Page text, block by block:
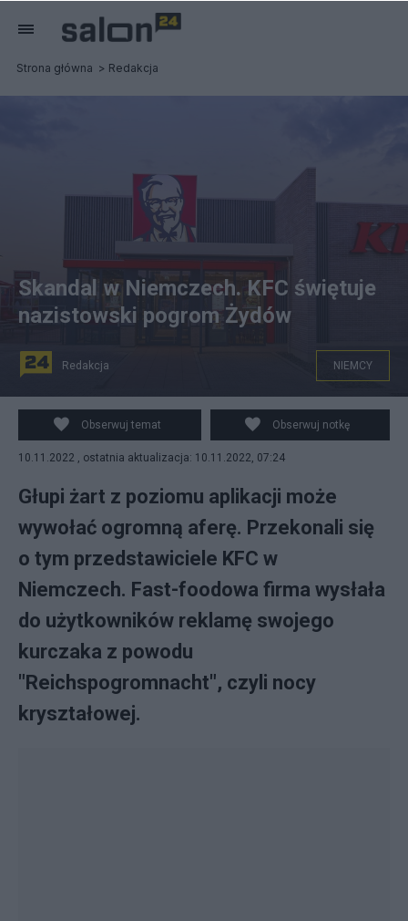
Strona główna Redakcja
Niemiecki KFC zszokował komunikatem, zachęcającym
do kupna oferty.
Skandal w Niemczech. KFC świętuje
nazistowski pogrom Żydów
Redakcja NIEMCY
Obserwuj temat Obserwuj notkę
10.11.2022 , ostatnia aktualizacja: 10.11.2022, 07:24
Głupi żart z poziomu aplikacji może
wywołać ogromną aferę. Przekonali się
o tym przedstawiciele KFC w
Niemczech. Fast-foodowa firma wysłała
do użytkowników reklamę swojego
kurczaka z powodu
"Reichspogromnacht", czyli nocy
kryształowej.